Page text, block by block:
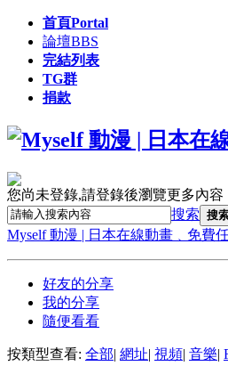
首頁Portal
論壇BBS
完結列表
TG群
捐款
您尚未登錄,請登錄後瀏覽更多內容
搜索 搜
Myself 動漫 | 日本在線動畫﹑免費
好友的分享
我的分享
隨便看看
按類型查看: 全部| 網址| 視頻| 音樂|